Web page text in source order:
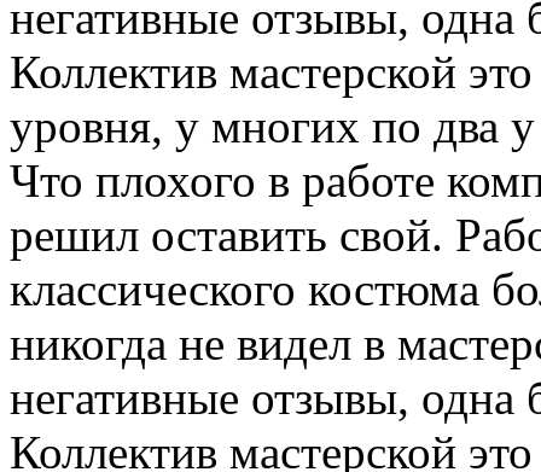
негативные отзывы, одна
Коллектив мастерской
уровня, у многих по два
Что плохого в работе
решил оставить свой.
классического костюма
никогда не видел в
негативные отзывы, одна
Коллектив мастерской